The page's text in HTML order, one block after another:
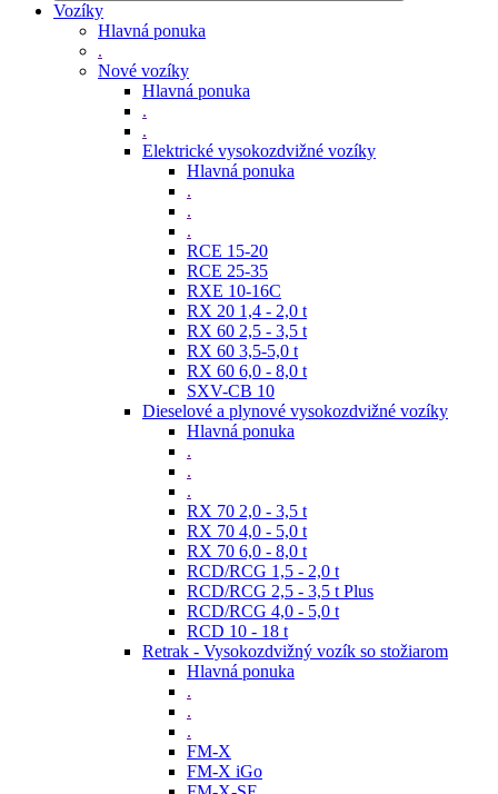
Vozíky
Hlavná ponuka
.
Nové vozíky
Hlavná ponuka
.
.
Elektrické vysokozdvižné vozíky
Hlavná ponuka
.
.
.
RCE 15-20
RCE 25-35
RXE 10-16C
RX 20 1,4 - 2,0 t
RX 60 2,5 - 3,5 t
RX 60 3,5-5,0 t
RX 60 6,0 - 8,0 t
SXV-CB 10
Dieselové a plynové vysokozdvižné vozíky
Hlavná ponuka
.
.
.
RX 70 2,0 - 3,5 t
RX 70 4,0 - 5,0 t
RX 70 6,0 - 8,0 t
RCD/RCG 1,5 - 2,0 t
RCD/RCG 2,5 - 3,5 t Plus
RCD/RCG 4,0 - 5,0 t
RCD 10 - 18 t
Retrak - Vysokozdvižný vozík so stožiarom
Hlavná ponuka
.
.
.
FM-X
FM-X iGo